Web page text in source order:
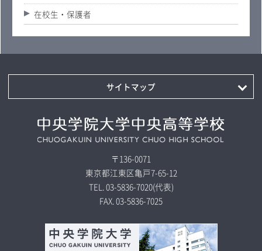
在校生・保護者
サイトマップ
〒136-0071
東京都江東区亀戸7-65-12
TEL. 03-5836-7020(代表)
FAX. 03-5836-7025